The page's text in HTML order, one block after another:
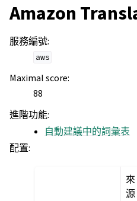
Amazon
服務編號:
aws
Maximal score:
88
進階功能:
自動建議中的詞彙表
配置:
來
源